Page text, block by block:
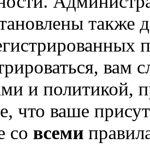
также
вам
и политикой,
что ваше
со всеми